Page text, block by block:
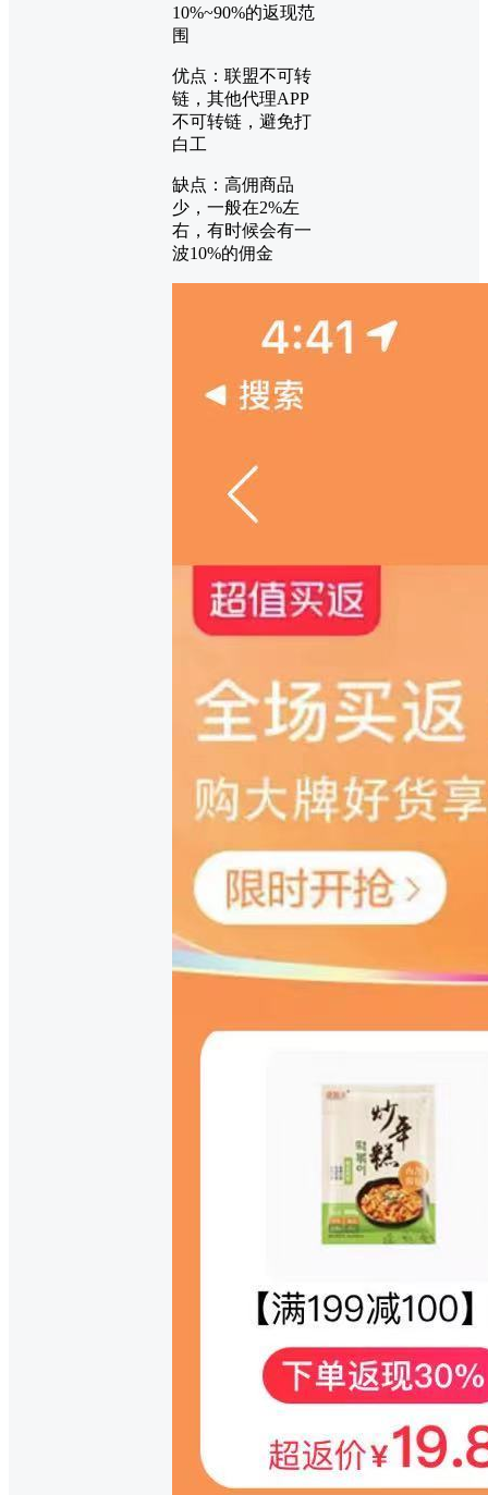
10%~90%的返现范
围
优点：联盟不可转
链，其他代理APP
不可转链，避免打
白工
缺点：高佣商品
少，一般在2%左
右，有时候会有一
波10%的佣金